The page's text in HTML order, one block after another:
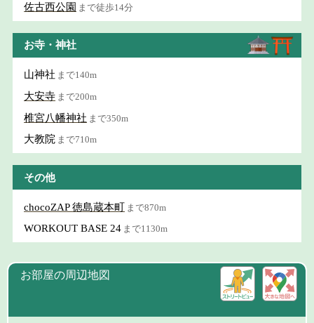
佐古西公園 まで徒歩14分
お寺・神社
山神社 まで140m
大安寺 まで200m
椎宮八幡神社 まで350m
大教院 まで710m
その他
chocoZAP 徳島蔵本町 まで870m
WORKOUT BASE 24 まで1130m
お部屋の周辺地図